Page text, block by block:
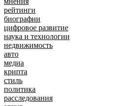
рейтинги
биографии
цифровое развитие
наука и технологии
недвижимость
авто
медиа
крипта
стиль
политика
расследования